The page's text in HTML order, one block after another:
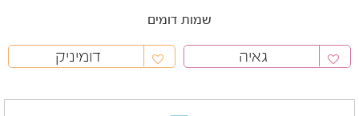
שמות דומים
גאיה דומיניק